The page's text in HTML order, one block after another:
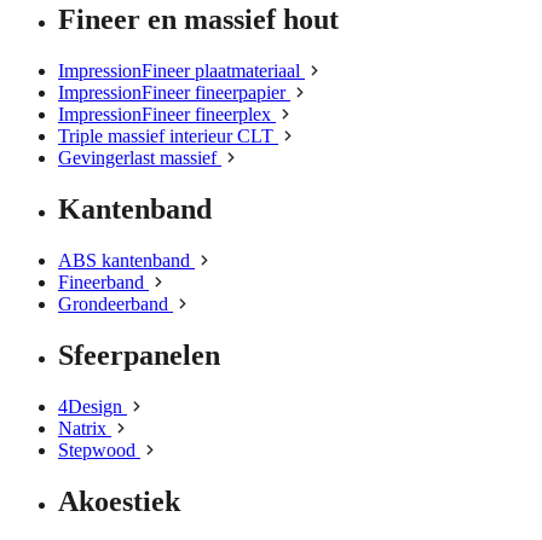
Fineer en massief hout
ImpressionFineer plaatmateriaal
ImpressionFineer fineerpapier
ImpressionFineer fineerplex
Triple massief interieur CLT
Gevingerlast massief
Kantenband
ABS kantenband
Fineerband
Grondeerband
Sfeerpanelen
4Design
Natrix
Stepwood
Akoestiek